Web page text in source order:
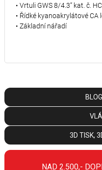
• Vrtuli GWS 8/4.3” kat. č.
• Řídké kyanoakrylátové
• Základní nářadí
3D TISK,
NAD 2.500,-